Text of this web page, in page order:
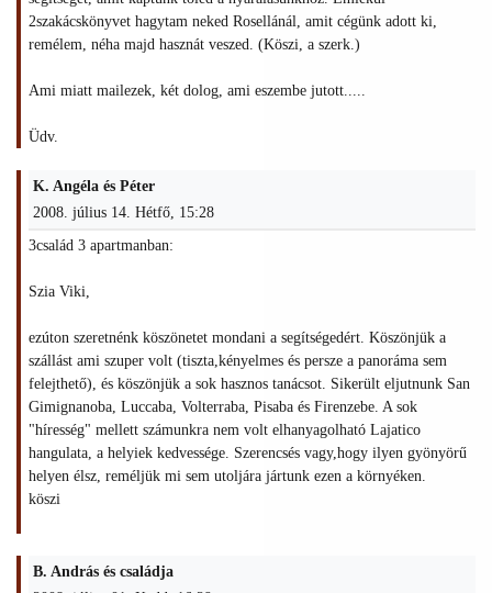
2szakácskönyvet hagytam neked Rosellánál, amit cégünk adott ki,
remélem, néha majd hasznát veszed. (Köszi, a szerk.)
Ami miatt mailezek, két dolog, ami eszembe jutott.....
Üdv.
K. Angéla és Péter
2008. július 14. Hétfő, 15:28
3család 3 apartmanban:
Szia Viki,
ezúton szeretnénk köszönetet mondani a segítségedért. Köszönjük a
szállást ami szuper volt (tiszta,kényelmes és persze a panoráma sem
felejthető), és köszönjük a sok hasznos tanácsot. Sikerült eljutnunk San
Gimignanoba, Luccaba, Volterraba, Pisaba és Firenzebe. A sok
"híresség" mellett számunkra nem volt elhanyagolható Lajatico
hangulata, a helyiek kedvessége. Szerencsés vagy,hogy ilyen gyönyörű
helyen élsz, reméljük mi sem utoljára jártunk ezen a környéken.
köszi
B. András és családja